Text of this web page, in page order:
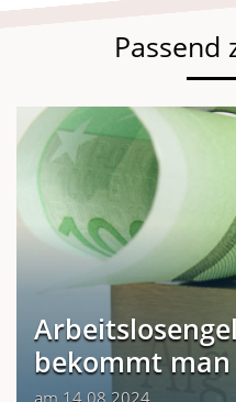
Passend
bekommt man